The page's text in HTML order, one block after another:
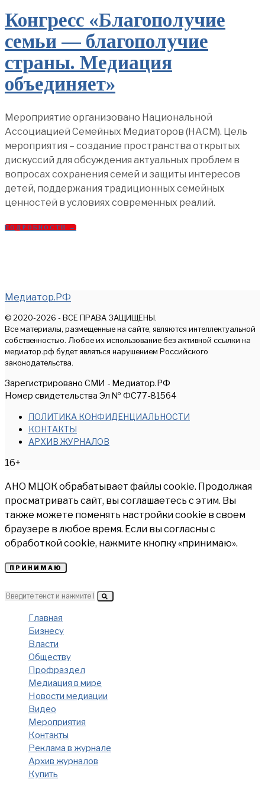
Конгресс «Благополучие
семьи — благополучие
страны. Медиация
объединяет»
Мероприятие организовано Национальной
Ассоциацией Семейных Медиаторов (НАСМ). Цель
мероприятия – создание пространства открытых
дискуссий для обсуждения актуальных проблем в
вопросах сохранения семей и защиты интересов
детей, поддержания традиционных семейных
ценностей в условиях современных реалий.
ПОДРОБНОСТИ →
Медиатор.РФ
© 2020-2026 - ВСЕ ПРАВА ЗАЩИЩЕНЫ.
Все материалы, размещенные на сайте, являются интеллектуальной
собственностью. Любое их использование без активной ссылки на
медиатор.рф будет являться нарушением Российского
законодательства.
Зарегистрировано СМИ - Медиатор.РФ
Номер свидетельства Эл № ФС77-81564
ПОЛИТИКА КОНФИДЕНЦИАЛЬНОСТИ
КОНТАКТЫ
АРХИВ ЖУРНАЛОВ
16+
АНО МЦОК обрабатывает файлы cookie. Продолжая
просматривать сайт, вы соглашаетесь с этим. Вы
также можете поменять настройки cookie в своем
браузере в любое время. Если вы согласны с
обработкой cookie, нажмите кнопку «принимаю».
ПРИНИМАЮ
Главная
Бизнесу
Власти
Обществу
Профраздел
Медиация в мире
Новости медиации
Видео
Мероприятия
Контакты
Реклама в журнале
Архив журналов
Купить